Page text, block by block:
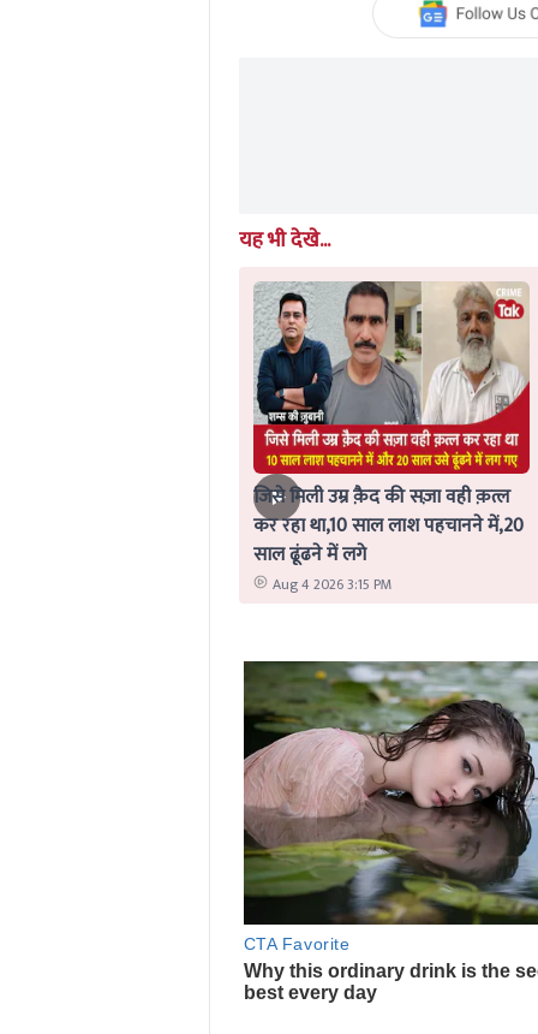
यह भी देखे...
जिसे मिली उम्र क़ैद की सज़ा वही क़त्ल
कर रहा था,10 साल लाश पहचानने में,20
साल ढूंढने में लगे
Aug 4 2026 3:15 PM